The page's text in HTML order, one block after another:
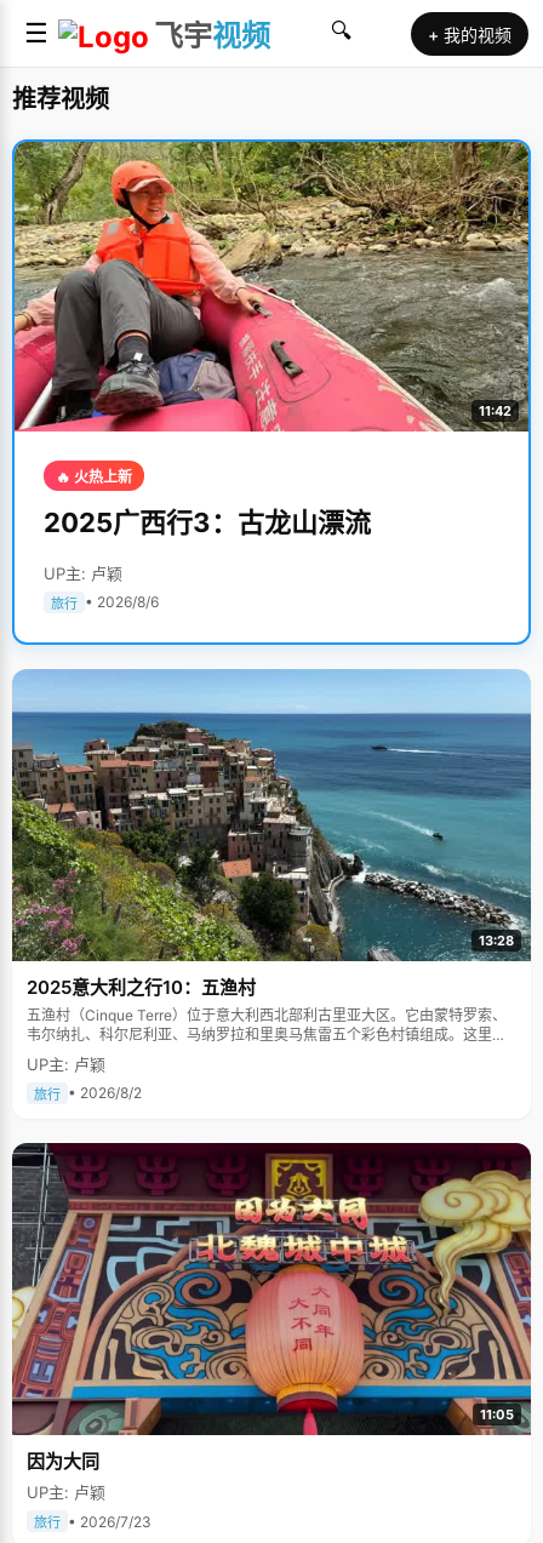
☰ 飞宇视频 🔍 + 我的视频
推荐视频
11:42
🔥 火热上新
2025广西行3：古龙山漂流
UP主: 卢颖
旅行 • 2026/8/6
13:28
2025意大利之行10：五渔村
五渔村（Cinque Terre）位于意大利西北部利古里亚大区。它由蒙特罗索、
韦尔纳扎、科尔尼利亚、马纳罗拉和里奥马焦雷五个彩色村镇组成。这里依
山傍海，房屋色彩斑斓，1997年被列为世界文化遗产。
UP主: 卢颖
旅行 • 2026/8/2
11:05
因为大同
UP主: 卢颖
旅行 • 2026/7/23